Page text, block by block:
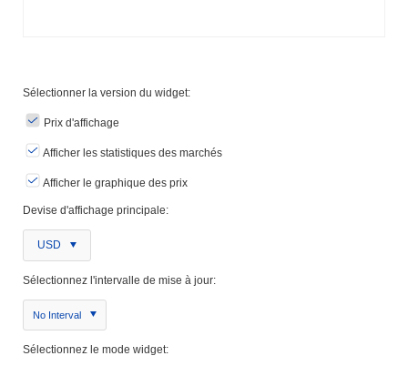
Sélectionner la version du widget:
Prix ​​d'affichage
Afficher les statistiques des marchés
Afficher le graphique des prix
Devise d'affichage principale:
USD
Sélectionnez l'intervalle de mise à jour:
No Interval
Sélectionnez le mode widget: